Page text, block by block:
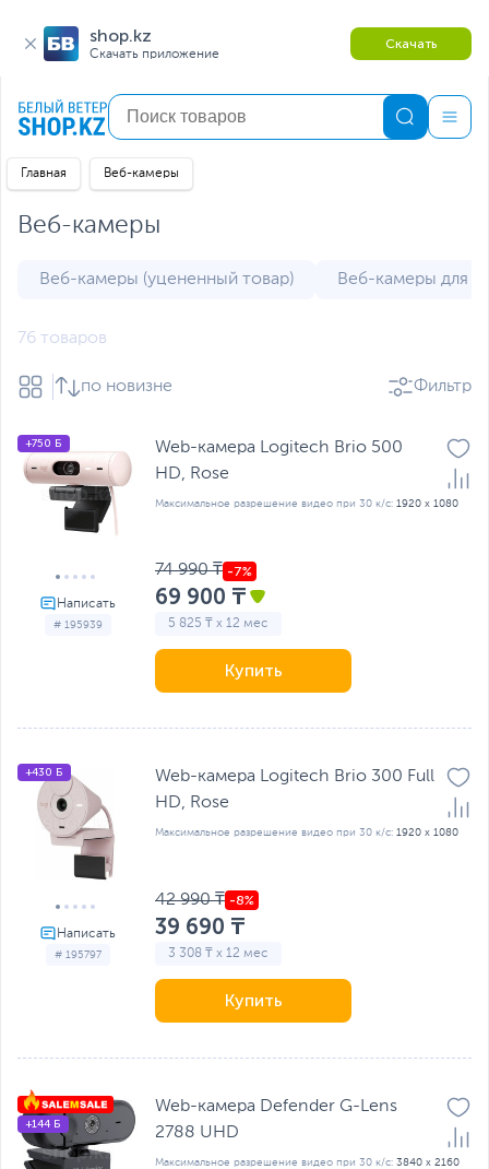
shop.kz
Скачать приложение
Скачать
Главная Веб-камеры
Веб-камеры
Веб-камеры (уцененный товар) Веб-камеры для
76 товаров
по новизне Фильтр
# 195939
+750 Б
Web-камера Logitech Brio 500
HD, Rose
Максимальное разрешение видео при 30 к/с: 1920 x 1080
74 990 ₸
69 900 ₸
5 825 ₸ x 12 мес
Купить
# 195797
+430 Б
Web-камера Logitech Brio 300 Full
HD, Rose
Максимальное разрешение видео при 30 к/с: 1920 x 1080
42 990 ₸
39 690 ₸
3 308 ₸ x 12 мес
Купить
+144 Б
Web-камера Defender G-Lens
2788 UHD
Максимальное разрешение видео при 30 к/с: 3840 x 2160